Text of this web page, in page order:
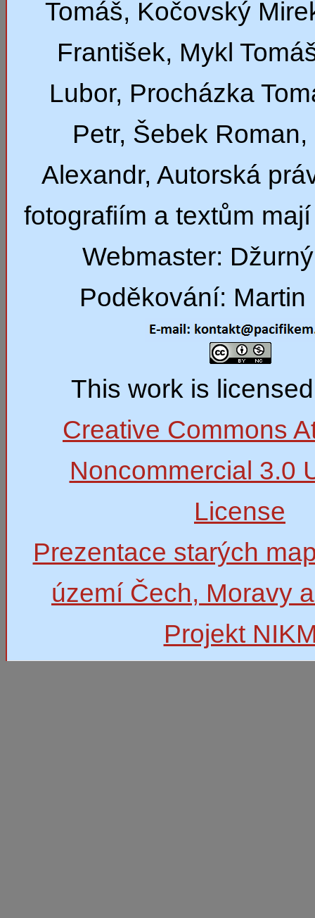
Tomáš, Kočovský
František, Mykl
Lubor, Procházka
Petr, Šebek
Alexandr, Autorská
fotografiím a textům
Webmaster:
Poděkování: Martin
This work is
Creative Commons
Noncommercial 3.0
License
Prezentace starých
území Čech, Moravy
Projekt